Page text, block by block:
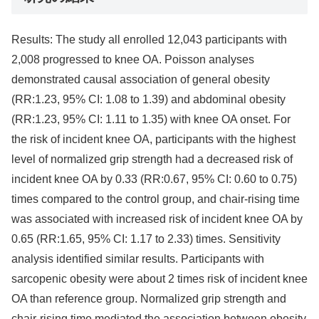
Results: The study all enrolled 12,043 participants with
2,008 progressed to knee OA. Poisson analyses
demonstrated causal association of general obesity
(RR:1.23, 95% CI: 1.08 to 1.39) and abdominal obesity
(RR:1.23, 95% CI: 1.11 to 1.35) with knee OA onset. For
the risk of incident knee OA, participants with the highest
level of normalized grip strength had a decreased risk of
incident knee OA by 0.33 (RR:0.67, 95% CI: 0.60 to 0.75)
times compared to the control group, and chair-rising time
was associated with increased risk of incident knee OA by
0.65 (RR:1.65, 95% CI: 1.17 to 2.33) times. Sensitivity
analysis identified similar results. Participants with
sarcopenic obesity were about 2 times risk of incident knee
OA than reference group. Normalized grip strength and